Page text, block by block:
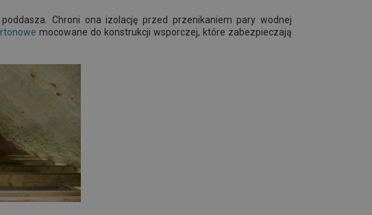
Chroni ona izolację przed przenikaniem pary wodnej
mocowane do konstrukcji wsporczej, które zabezpieczają